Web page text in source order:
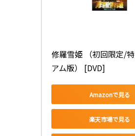
修羅雪姫 （初回限定/
アム版） [DVD]
Amazonで見る
楽天市場で見る